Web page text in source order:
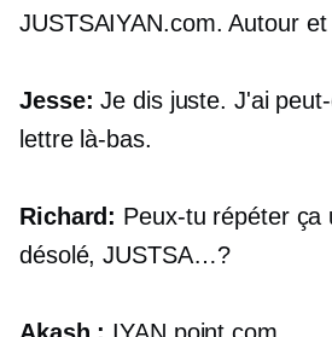
JUSTSAIYAN.com. Autour et
Jesse: Je dis juste. J'ai
lettre là-bas.
Richard: Peux-tu répéter ça
désolé,JUSTSA…?